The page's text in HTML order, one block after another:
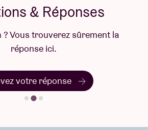
& Réponses
? Vous trouverez sûrement la
réponse ici.
votre réponse